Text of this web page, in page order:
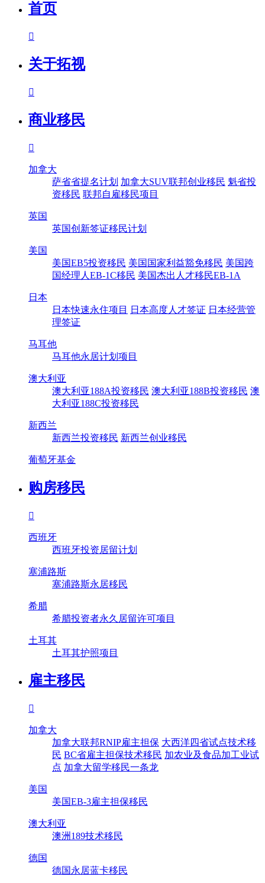
首页

关于拓视

商业移民

加拿大
萨省省提名计划 加拿大SUV联邦创业移民 魁省投
资移民 联邦自雇移民项目
英国
英国创新签证移民计划
美国
美国EB5投资移民 美国国家利益豁免移民 美国跨
国经理人EB-1C移民 美国杰出人才移民EB-1A
日本
日本快速永住项目
日本高度人才签证 日本经营管
理签证
马耳他
马耳他永居计划项目
澳大利亚
澳大利亚188A投资移民 澳大利亚188B投资移民 澳
大利亚188C投资移民
新西兰
新西兰投资移民 新西兰创业移民
葡萄牙基金
购房移民

西班牙
西班牙投资居留计划
塞浦路斯
塞浦路斯永居移民
希腊
希腊投资者永久居留许可项目
土耳其
土耳其护照项目
雇主移民

加拿大
加拿大联邦RNIP雇主担保 大西洋四省试点技术移
民 BC省雇主担保技术移民 加农业及食品加工业试
点 加拿大留学移民一条龙
美国
美国EB-3雇主担保移民
澳大利亚
澳洲189技术移民
德国
德国永居蓝卡移民